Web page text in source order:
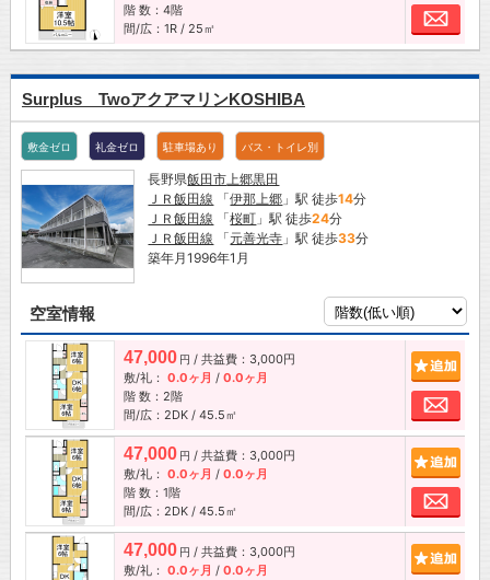
階 数：4階
間/広：1R / 25㎡
お
Surplus TwoアクアマリンKOSHIBA
敷金ゼロ 礼金ゼロ 駐車場あり バス・トイレ別
長野県飯田市 上郷黒田
ＪＲ飯田線 「伊那上郷 」駅 徒歩14分
ＪＲ飯田線 「桜町 」駅 徒歩24分
ＪＲ飯田線 「元善光寺 」駅 徒歩33分
築年月1996年1月
空室情報
47,000 円 / 共益費：3,000円
敷/礼： 0.0ヶ月 / 0.0ヶ月
階 数：2階
間/広：2DK / 45.5㎡
お
47,000 円 / 共益費：3,000円
敷/礼： 0.0ヶ月 / 0.0ヶ月
階 数：1階
間/広：2DK / 45.5㎡
お
47,000 円 / 共益費：3,000円
敷/礼： 0.0ヶ月 / 0.0ヶ月